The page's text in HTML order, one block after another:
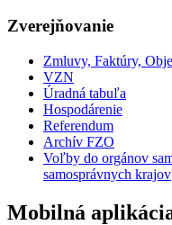
Zverejňovanie
Zmluvy, Faktúry,
VZN
Úradná tabuľa
Hospodárenie
Referendum
Archív FZO
Voľby do orgánov
samosprávnych krajov
Mobilná